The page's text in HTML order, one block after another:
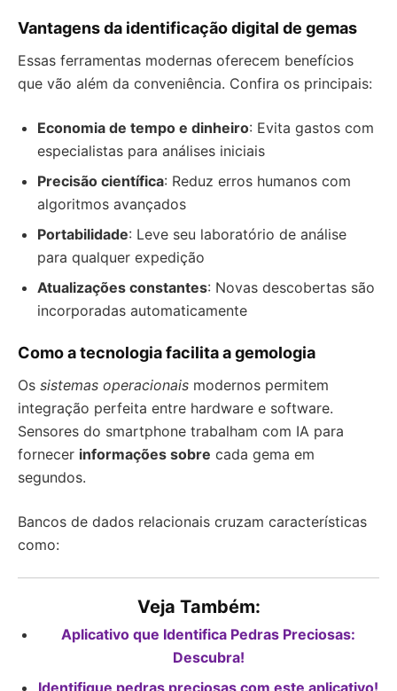
Vantagens da identificação digital de gemas
Essas ferramentas modernas oferecem benefícios
que vão além da conveniência. Confira os principais:
Economia de tempo e dinheiro: Evita gastos com
especialistas para análises iniciais
Precisão científica: Reduz erros humanos com
algoritmos avançados
Portabilidade: Leve seu laboratório de análise
para qualquer expedição
Atualizações constantes: Novas descobertas são
incorporadas automaticamente
Como a tecnologia facilita a gemologia
Os sistemas operacionais modernos permitem
integração perfeita entre hardware e software.
Sensores do smartphone trabalham com IA para
fornecer informações sobre cada gema em
segundos.
Bancos de dados relacionais cruzam características
como:
Veja Também:
Aplicativo que Identifica Pedras Preciosas:
Descubra!